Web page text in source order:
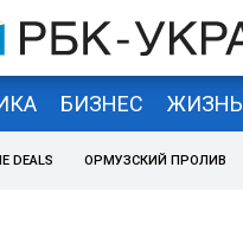
БИЗНЕС ЖИЗНЬ
DEALS ОРМУЗСКИЙ ПРОЛИВ